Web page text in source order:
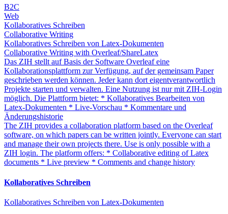
B2C
Web
Kollaboratives Schreiben
Collaborative Writing
Kollaboratives Schreiben von Latex-Dokumenten
Collaborative Writing with Overleaf/ShareLatex
Das ZIH stellt auf Basis der Software Overleaf eine
Kollaborationsplattform zur Verfügung, auf der gemeinsam Paper
geschrieben werden können. Jeder kann dort eigentverantwortlich
Projekte starten und verwalten. Eine Nutzung ist nur mit ZIH-Login
möglich. Die Plattform bietet: * Kollaboratives Bearbeiten von
Latex-Dokumenten * Live-Vorschau * Kommentare und
Änderungshistorie
The ZIH provides a collaboration platform based on the Overleaf
software, on which papers can be written jointly. Everyone can start
and manage their own projects there. Use is only possible with a
ZIH login. The platform offers: * Collaborative editing of Latex
documents * Live preview * Comments and change history
Kollaboratives Schreiben
Kollaboratives Schreiben von Latex-Dokumenten